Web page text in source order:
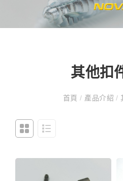
其他扣
首頁/ 產品介紹/